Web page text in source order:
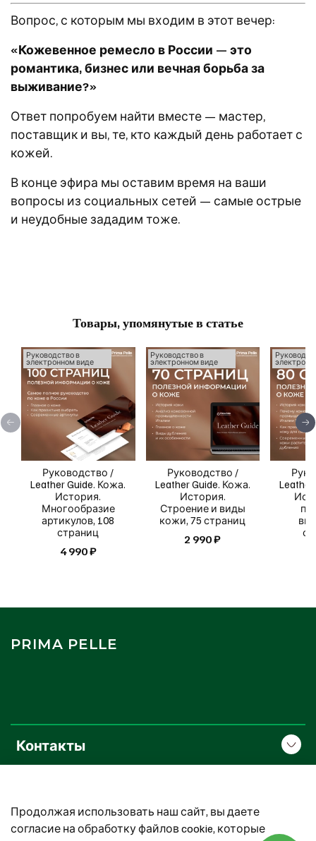
Вопрос, с которым мы входим в этот вечер:
«Кожевенное ремесло в России — это
романтика, бизнес или вечная борьба за
выживание?»
Ответ попробуем найти вместе — мастер,
поставщик и вы, те, кто каждый день работает с
кожей.
В конце эфира мы оставим время на ваши
вопросы из социальных сетей — самые острые
и неудобные зададим тоже.
Товары, упомянутые в статье
Руководство в
электронном виде
Руководство /
Leather Guide. Кожа.
История.
Многообразие
артикулов, 108
страниц
4 990 ₽
Руководство в
электронном виде
Руководство /
Leather Guide. Кожа.
История.
Строение и виды
кожи, 75 страниц
2 990 ₽
Контакты
Покупателям
PRIMA PELLE
Продолжая использовать наш сайт, вы даете
согласие на обработку файлов cookie, которые